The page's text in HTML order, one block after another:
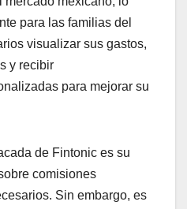
para las familias del
visualizar sus gastos,
y recibir
para mejorar su
de Fintonic es su
comisiones
Sin embargo, es